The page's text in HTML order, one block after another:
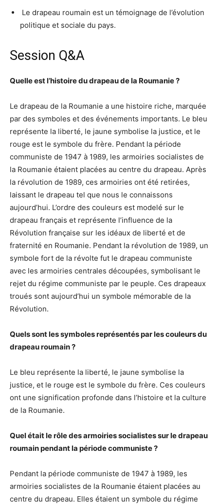
️ Le drapeau roumain est un témoignage de l’évolution
politique et sociale du pays.
Session Q&A
Quelle est l’histoire du drapeau de la Roumanie ?
Le drapeau de la Roumanie a une histoire riche, marquée
par des symboles et des événements importants. Le bleu
représente la liberté, le jaune symbolise la justice, et le
rouge est le symbole du frère. Pendant la période
communiste de 1947 à 1989, les armoiries socialistes de
la Roumanie étaient placées au centre du drapeau. Après
la révolution de 1989, ces armoiries ont été retirées,
laissant le drapeau tel que nous le connaissons
aujourd’hui. L’ordre des couleurs est modelé sur le
drapeau français et représente l’influence de la
Révolution française sur les idéaux de liberté et de
fraternité en Roumanie. Pendant la révolution de 1989, un
symbole fort de la révolte fut le drapeau communiste
avec les armoiries centrales découpées, symbolisant le
rejet du régime communiste par le peuple. Ces drapeaux
troués sont aujourd’hui un symbole mémorable de la
Révolution.
Quels sont les symboles représentés par les couleurs du
drapeau roumain ?
Le bleu représente la liberté, le jaune symbolise la
justice, et le rouge est le symbole du frère. Ces couleurs
ont une signification profonde dans l’histoire et la culture
de la Roumanie.
Quel était le rôle des armoiries socialistes sur le drapeau
roumain pendant la période communiste ?
Pendant la période communiste de 1947 à 1989, les
armoiries socialistes de la Roumanie étaient placées au
centre du drapeau. Elles étaient un symbole du régime